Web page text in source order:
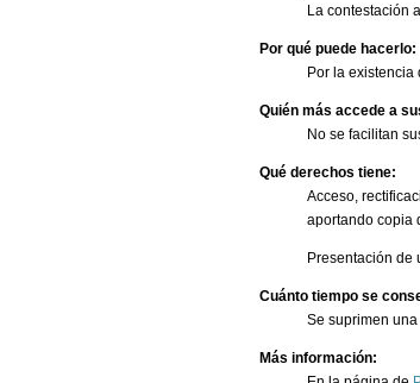
La contestación
Por qué puede hacerlo:
Por la
Quién más accede a
No se facilitan
Qué derechos tiene:
Acceso,
aportando copia
Presentación de
Cuánto tiempo se
Se suprimen
Más información: